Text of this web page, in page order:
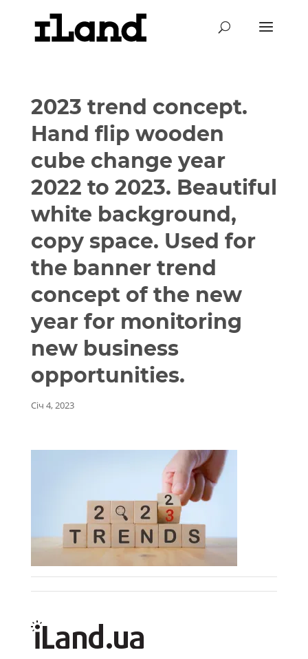
2023 trend concept.
Hand flip wooden
cube change year
2022 to 2023. Beautiful
white background,
copy space. Used for
the banner trend
concept of the new
year for monitoring
new business
opportunities.
Січ 4, 2023